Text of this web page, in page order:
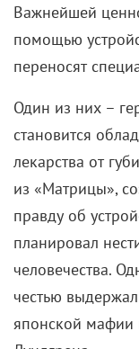
Важнейшей
помощью
переносят
Один из них –
становится
лекарства от
из «Матрицы»,
правду об
планировал
человечества.
честью
японской